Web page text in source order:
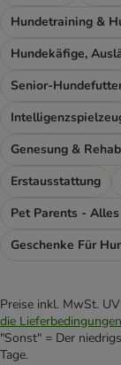
Senior-
Genesung &
Erstausstattung
Pet Parents -
Geschenke Für
Preise inkl. MwSt.
die Lieferbedingungen
"Sonst" = Der
Tage.